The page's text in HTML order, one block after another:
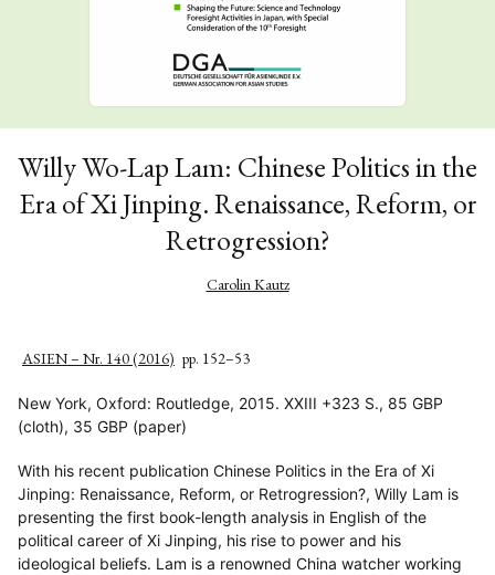
Willy Wo-Lap Lam: Chinese Politics in the
Era of Xi Jinping. Renaissance, Reform, or
Retrogression?
Carolin Kautz
ASIEN – Nr. 140 (2016) pp. 152–53
New York, Oxford: Routledge, 2015. XXIII +323 S., 85 GBP
(cloth), 35 GBP (paper)
With his recent publication Chinese Politics in the Era of Xi
Jinping: Renaissance, Reform, or Retrogression?, Willy Lam is
presenting the first book-length analysis in English of the
political career of Xi Jinping, his rise to power and his
ideological beliefs. Lam is a renowned China watcher working